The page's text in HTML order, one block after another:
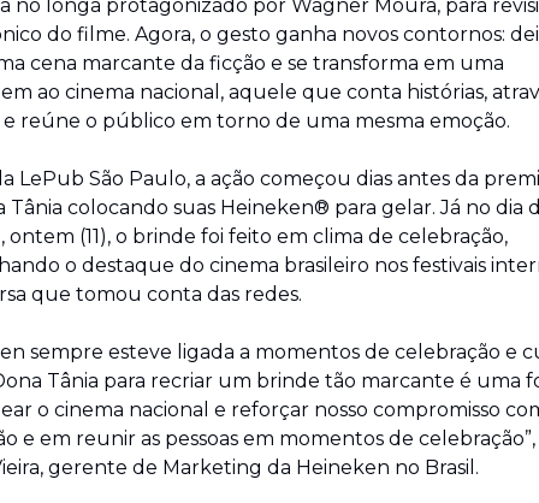
no longa protagonizado por Wagner Moura, para
do filme. Agora, o gesto ganha novos contornos:
cena marcante da ficção e se transforma em uma
ao cinema nacional, aquele que conta histórias,
reúne o público em torno de uma mesma emoção.
LePub São Paulo, a ação começou dias antes da
Tânia colocando suas Heineken® para gelar. Já no dia
ontem (11), o brinde foi feito em clima de celebração,
o destaque do cinema brasileiro nos festivais
que tomou conta das redes.
sempre esteve ligada a momentos de celebração e
Tânia para recriar um brinde tão marcante é uma
o cinema nacional e reforçar nosso compromisso
e em reunir as pessoas em momentos de
gerente de Marketing da Heineken no Brasil.